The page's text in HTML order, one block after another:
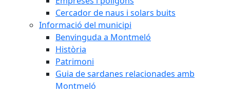
Cercador de naus i solars buits
Informació del municipi
Benvinguda a Montmeló
Història
Patrimoni
Guia de sardanes relacionades amb
Montmeló